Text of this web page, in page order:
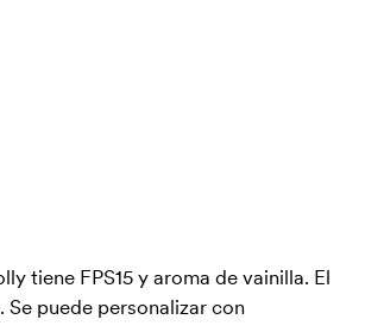
tiene FPS15 y aroma de vainilla. El
puede personalizar con